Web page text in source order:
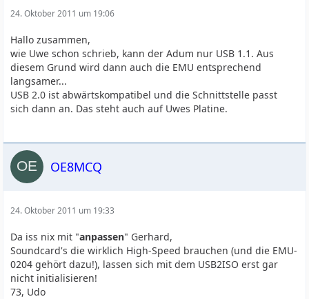
24. Oktober 2011 um 19:06
Hallo zusammen,
wie Uwe schon schrieb, kann der Adum nur USB 1.1. Aus
diesem Grund wird dann auch die EMU entsprechend
langsamer...
USB 2.0 ist abwärtskompatibel und die Schnittstelle passt
sich dann an. Das steht auch auf Uwes Platine.
OE8MCQ
24. Oktober 2011 um 19:33
Da iss nix mit "anpassen" Gerhard,
Soundcard's die wirklich High-Speed brauchen (und die EMU-
0204 gehört dazu!), lassen sich mit dem USB2ISO erst gar
nicht initialisieren!
73, Udo